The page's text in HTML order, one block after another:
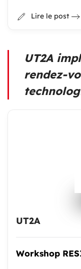
Lire le post
UT2A
rendez-
UT2A
Workshop